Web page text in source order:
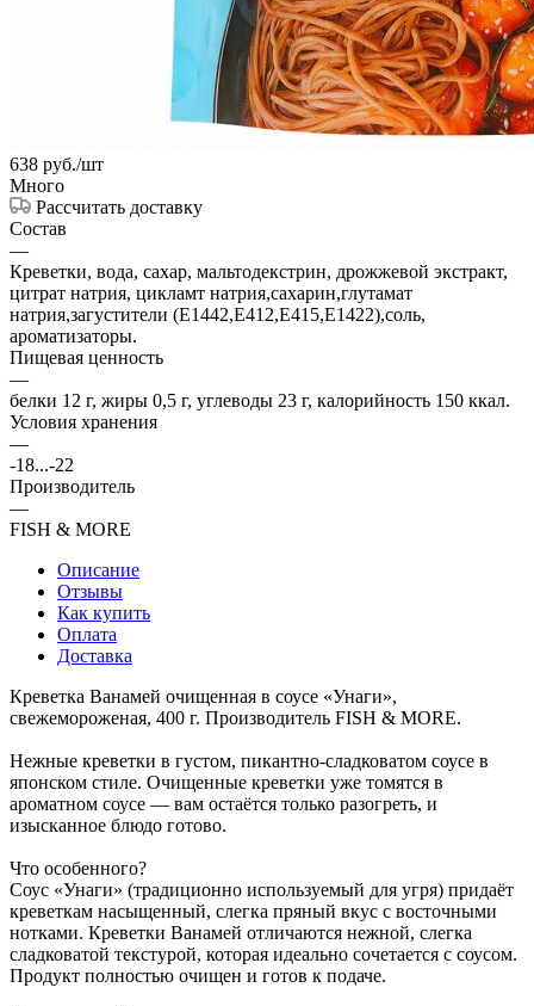
638 руб./шт
Много
Рассчитать доставку
Состав
—
Креветки, вода, сахар, мальтодекстрин, дрожжевой экстракт,
цитрат натрия, цикламт натрия,сахарин,глутамат
натрия,загустители (Е1442,Е412,Е415,Е1422),соль,
ароматизаторы.
Пищевая ценность
—
белки 12 г, жиры 0,5 г, углеводы 23 г, калорийность 150 ккал.
Условия хранения
—
-18...-22
Производитель
—
FISH & MORE
Описание
Отзывы
Как купить
Оплата
Доставка
Креветка Ванамей очищенная в соусе «Унаги»,
свежемороженая, 400 г. Производитель FISH & MORE.
Нежные креветки в густом, пикантно-сладковатом соусе в
японском стиле. Очищенные креветки уже томятся в
ароматном соусе — вам остаётся только разогреть, и
изысканное блюдо готово.
Что особенного?
Соус «Унаги» (традиционно используемый для угря) придаёт
креветкам насыщенный, слегка пряный вкус с восточными
нотками. Креветки Ванамей отличаются нежной, слегка
сладковатой текстурой, которая идеально сочетается с соусом.
Продукт полностью очищен и готов к подаче.